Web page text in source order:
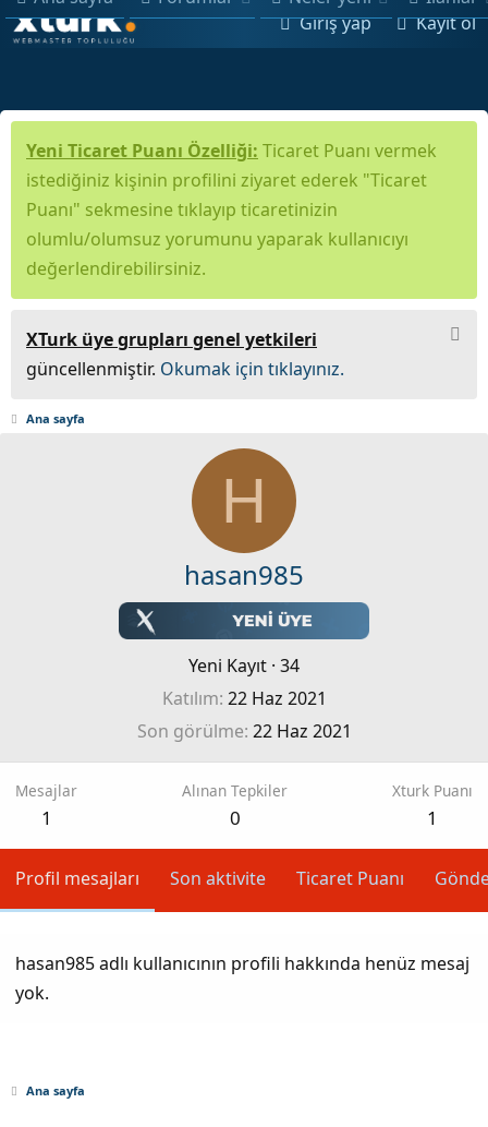
Giriş yap Kayıt ol
Yeni Ticaret Puanı Özelliği: Ticaret Puanı vermek
istediğiniz kişinin profilini ziyaret ederek "Ticaret
Puanı" sekmesine tıklayıp ticaretinizin
olumlu/olumsuz yorumunu yaparak kullanıcıyı
değerlendirebilirsiniz.
XTurk üye grupları genel yetkileri
güncellenmiştir. Okumak için tıklayınız.
Ana sayfa
H
hasan985
Yeni Kayıt · 34
Katılım 22 Haz 2021
Son görülme 22 Haz 2021
Mesajlar
1
Alınan Tepkiler
0
Xturk Puanı
1
Profil mesajları Son aktivite Ticaret Puanı
hasan985 adlı kullanıcının profili hakkında henüz mesaj
yok.
Ana sayfa